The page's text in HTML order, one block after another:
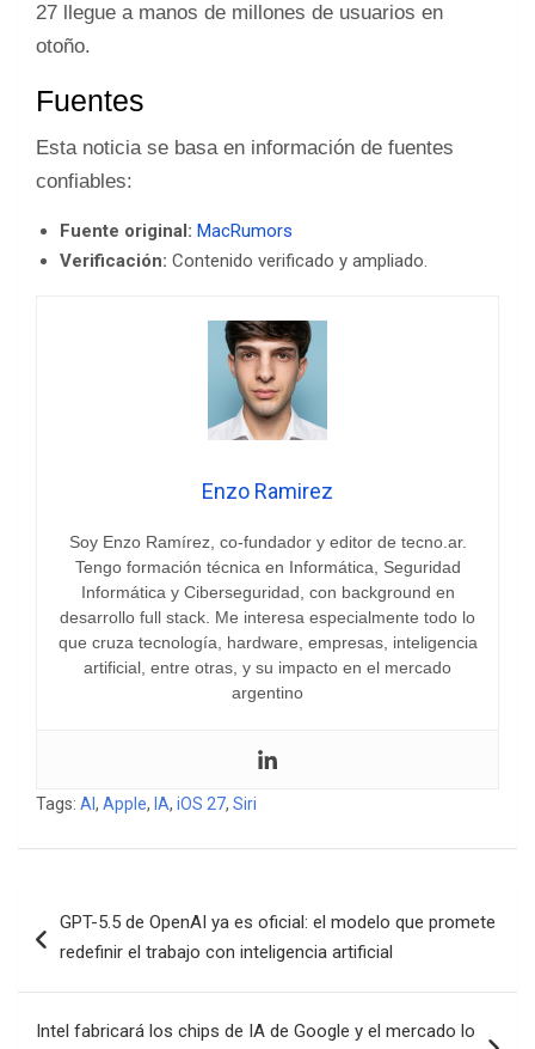
27 llegue a manos de millones de usuarios en
otoño.
Fuentes
Esta noticia se basa en información de fuentes
confiables:
Fuente original: MacRumors
Verificación: Contenido verificado y ampliado.
Enzo Ramirez
Soy Enzo Ramírez, co-fundador y editor de tecno.ar.
Tengo formación técnica en Informática, Seguridad
Informática y Ciberseguridad, con background en
desarrollo full stack. Me interesa especialmente todo lo
que cruza tecnología, hardware, empresas, inteligencia
artificial, entre otras, y su impacto en el mercado
argentino
Tags: AI, Apple, IA, iOS 27, Siri
de
GPT-5.5 de OpenAI ya es oficial: el modelo que promete
redefinir el trabajo con inteligencia artificial
Intel fabricará los chips de IA de Google y el mercado lo